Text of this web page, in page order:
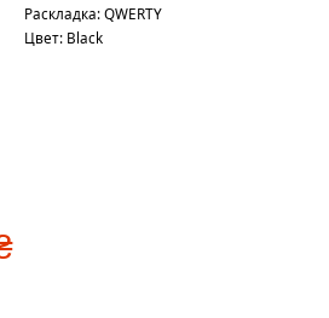
Раскладка: QWERTY
Цвет: Black